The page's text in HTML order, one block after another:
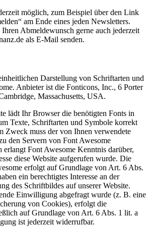
möglich, zum Beispiel über den Link
am Ende eines jeden Newsletters.
Abmeldewunsch gerne auch jederzeit
als E-Mail senden.
Darstellung von Schriftarten und
Anbieter ist die Fonticons, Inc., 6 Porter
Massachusetts, USA.
lädt Ihr Browser die benötigten Fonts in
Texte, Schriftarten und Symbole korrekt
Zweck muss der von Ihnen verwendete
den Servern von Font Awesome
erlangt Font Awesome Kenntnis darüber,
diese Website aufgerufen wurde. Die
erfolgt auf Grundlage von Art. 6 Abs.
ein berechtigtes Interesse an der
des Schriftbildes auf unserer Website.
Einwilligung abgefragt wurde (z. B. eine
von Cookies), erfolgt die
auf Grundlage von Art. 6 Abs. 1 lit. a
ist jederzeit widerrufbar.